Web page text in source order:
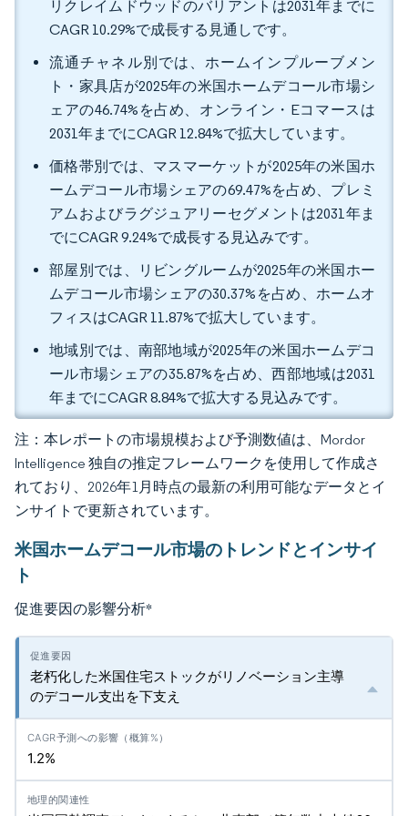
リクレイムドウッドのバリアントは2031年までに
CAGR 10.29%で成長する見通しです。
流通チャネル別では、ホームインプルーブメン
ト・家具店が2025年の米国ホームデコール市場シ
ェアの46.74%を占め、オンライン・Eコマースは
2031年までにCAGR 12.84%で拡大しています。
価格帯別では、マスマーケットが2025年の米国ホ
ームデコール市場シェアの69.47%を占め、プレミ
アムおよびラグジュアリーセグメントは2031年ま
でにCAGR 9.24%で成長する見込みです。
部屋別では、リビングルームが2025年の米国ホー
ムデコール市場シェアの30.37%を占め、ホームオ
フィスはCAGR 11.87%で拡大しています。
地域別では、南部地域が2025年の米国ホームデコ
ール市場シェアの35.87%を占め、西部地域は2031
年までにCAGR 8.84%で拡大する見込みです。
注：本レポートの市場規模および予測数値は、Mordor
Intelligence 独自の推定フレームワークを使用して作成さ
れており、2026年1月時点の最新の利用可能なデータとイ
ンサイトで更新されています。
米国ホームデコール市場のトレンドとインサイ
ト
促進要因の影響分析*
老朽化した米国住宅ストックがリノベーション主導
のデコール支出を下支え
1.2%